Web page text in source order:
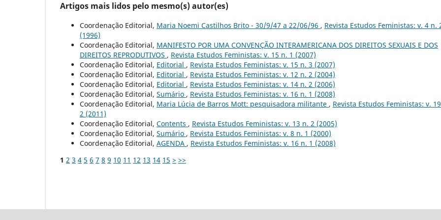
Artigos mais lidos pelo mesmo(s) autor(es)
Coordenação Editorial, Maria Noemi Castilhos Brito - 30/9/47 a 22/06/96 , Revista Estudos Feministas: v. 4 n.
(1996)
Coordenação Editorial, MANIFESTO POR UMA CONVENÇÃO INTERAMERICANA DOS DIREITOS SEXUAIS E DOS
DIREITOS REPRODUTIVOS , Revista Estudos Feministas: v. 15 n. 1 (2007)
Coordenação Editorial, Editorial , Revista Estudos Feministas: v. 15 n. 3 (2007)
Coordenação Editorial, Editorial , Revista Estudos Feministas: v. 12 n. 2 (2004)
Coordenação Editorial, Editorial , Revista Estudos Feministas: v. 14 n. 2 (2006)
Coordenação Editorial, Sumário , Revista Estudos Feministas: v. 16 n. 1 (2008)
Coordenação Editorial, Maria Lúcia de Barros Mott: pesquisadora militante , Revista Estudos Feministas: v.
2 (2011)
Coordenação Editorial, Contents , Revista Estudos Feministas: v. 13 n. 2 (2005)
Coordenação Editorial, Sumário , Revista Estudos Feministas: v. 8 n. 1 (2000)
Coordenação Editorial, AGENDA , Revista Estudos Feministas: v. 16 n. 1 (2008)
1 2 3 4 5 6 7 8 9 10 11 12 13 14 15 > >>